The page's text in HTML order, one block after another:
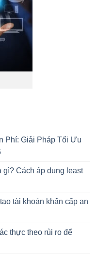
Phí: Giải Pháp Tối Ưu
gì? Cách áp dụng least
tài khoản khẩn cấp an
thực theo rủi ro để